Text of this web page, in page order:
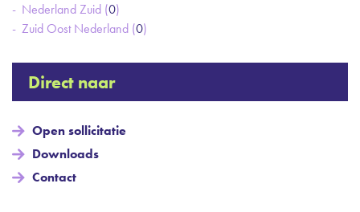
Nederland Zuid (0)
Zuid Oost Nederland (0)
Direct naar
Open sollicitatie
Downloads
Contact